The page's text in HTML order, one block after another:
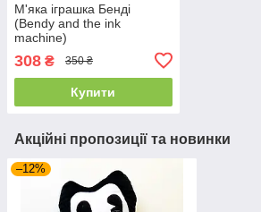
М'яка іграшка Бенді
(Bendy and the ink
machine)
308 ₴ 350 ₴
Купити
Акційні пропозиції та новинки
–12%